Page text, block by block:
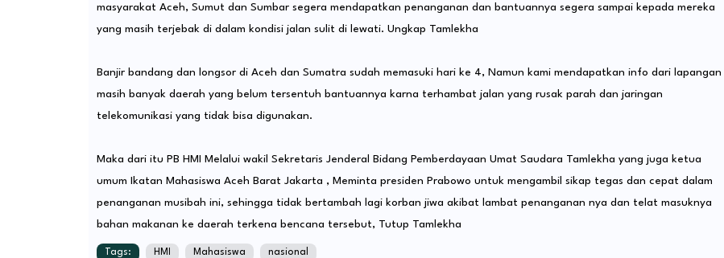
masyarakat Aceh, Sumut dan Sumbar segera mendapatkan penanganan dan bantuannya segera sampai kepada mereka
yang masih terjebak di dalam kondisi jalan sulit di lewati. Ungkap Tamlekha
Banjir bandang dan longsor di Aceh dan Sumatra sudah memasuki hari ke 4, Namun kami mendapatkan info dari lapangan
masih banyak daerah yang belum tersentuh bantuannya karna terhambat jalan yang rusak parah dan jaringan
telekomunikasi yang tidak bisa digunakan.
Maka dari itu PB HMI Melalui wakil Sekretaris Jenderal Bidang Pemberdayaan Umat Saudara Tamlekha yang juga ketua
umum Ikatan Mahasiswa Aceh Barat Jakarta , Meminta presiden Prabowo untuk mengambil sikap tegas dan cepat dalam
penanganan musibah ini, sehingga tidak bertambah lagi korban jiwa akibat lambat penanganan nya dan telat masuknya
bahan makanan ke daerah terkena bencana tersebut, Tutup Tamlekha
Tags: HMI Mahasiswa nasional